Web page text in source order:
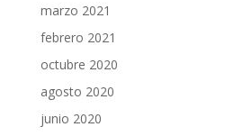
marzo 2021
febrero 2021
octubre 2020
agosto 2020
junio 2020